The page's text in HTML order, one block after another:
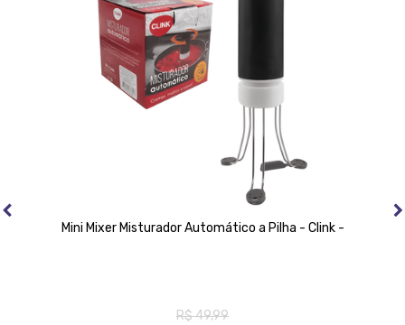
Mini Mixer Misturador Automático a Pilha - Clink -
R$ 49,99